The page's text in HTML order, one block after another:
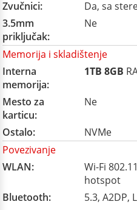
Zvučnici:
Da, sa
3.5mm
priključak:
Ne
Memorija i skladištenje
Interna
memorija:
1TB 8GB
Mesto za
karticu:
Ne
Ostalo:
NVMe
Povezivanje
WLAN:
Wi-Fi
hotspot
Bluetooth:
5.3, A2DP,